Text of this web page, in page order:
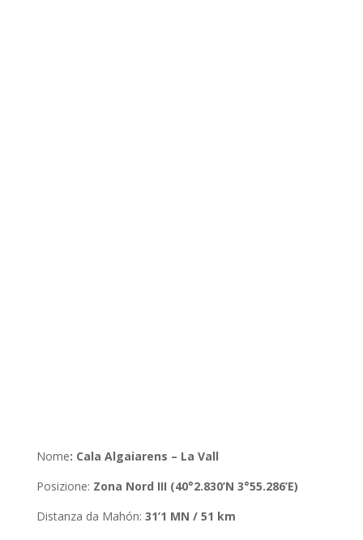
Nome: Cala Algaiarens – La Vall
Posizione: Zona Nord III (40°2.830’N 3°55.286’E)
Distanza da Mahón: 31’1 MN / 51 km